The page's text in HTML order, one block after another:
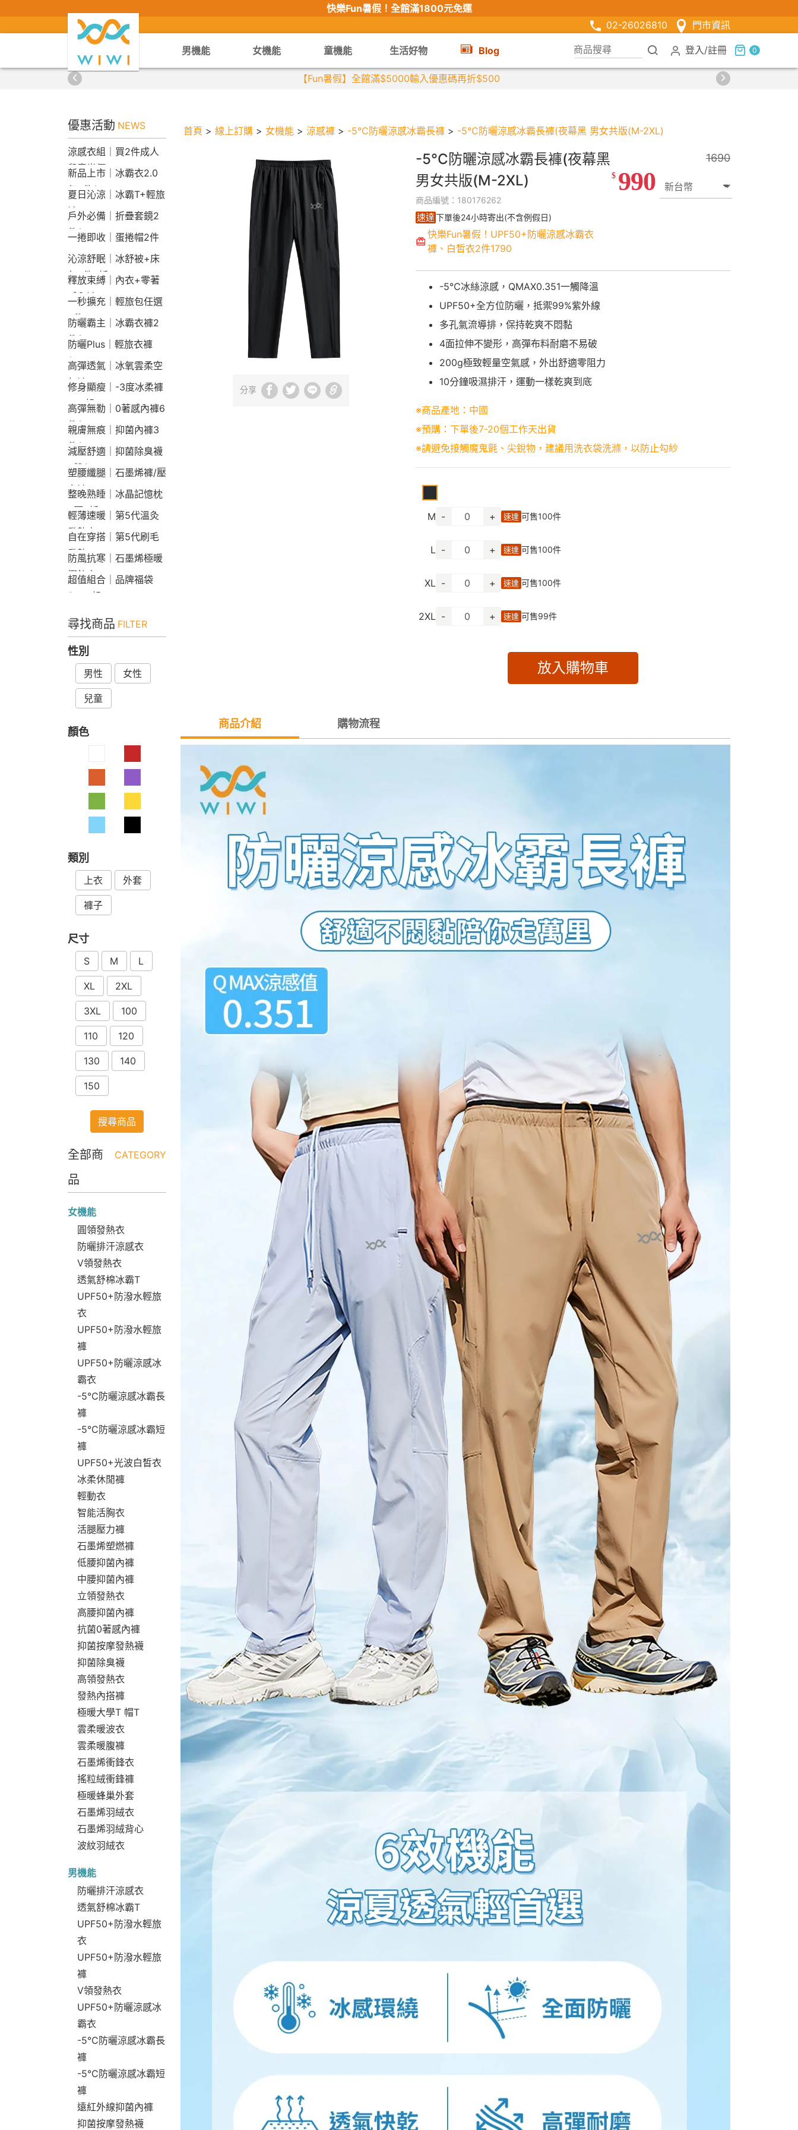
快樂Fun暑假！ 全館滿1800元免運
02-26026810
門市資訊
男機能 女機能 童機能 生活好物 Blog 登入 /註冊 0
【限時組合】買2件涼感衣享兒童半價
優惠活動 NEWS
涼感衣組｜買2件成人
兒童半價
新品上市｜冰霸衣2.0
任2件$2290
夏日沁涼｜冰霸T+輕旅
褲
戶外必備｜折疊套鏡2
件$1790
一捲即收｜蛋捲帽2件
1790
沁涼舒眠｜冰舒被+床
包2件9折
釋放束縛｜內衣+零著
感內褲
一秒擴充｜輕旅包任選
2件2190
防曬霸主｜冰霸衣褲2
件$1790
防曬Plus｜輕旅衣褲
$2190
高彈透氣｜冰氧雲柔空
氣褲
修身顯瘦｜-3度冰柔褲
790起
高彈無勒｜0著感內褲6
件$1290
親膚無痕｜抑菌內褲3
件$790
減壓舒適｜抑菌除臭襪
3雙$660
塑腰纖腿｜石墨烯褲/壓
力褲
整晚熟睡｜冰晶記憶枕
2顆9折
輕薄速暖｜第5代溫灸
發熱衣
自在穿搭｜第5代刷毛
發熱Bra T
防風抗寒｜石墨烯極暖
衝鋒衣
超值組合｜品牌福袋
$599起
尋找商品 FILTER
性別
男性 女性
兒童
顏色
類別
上衣 外套
褲子
尺寸
S M L
XL 2XL
3XL 100
110 120
130 140
150
搜尋商品
全部商
品
CATEGORY
女機能
圓領發熱衣
防曬排汗涼感衣
V領發熱衣
透氣舒棉冰霸T
UPF50+防潑水輕旅
衣
UPF50+防潑水輕旅
褲
UPF50+防曬涼感冰
霸衣
-5°C防曬涼感冰霸長
褲
-5°C防曬涼感冰霸短
褲
UPF50+光波白皙衣
冰柔休閒褲
輕動衣
智能活胸衣
活腿壓力褲
石墨烯塑燃褲
低腰抑菌內褲
中腰抑菌內褲
立領發熱衣
高腰抑菌內褲
抗菌0著感內褲
抑菌按摩發熱襪
抑菌除臭襪
高領發熱衣
發熱內搭褲
極暖大學T 帽T
雲柔暖波衣
雲柔暖腹褲
石墨烯衝鋒衣
搖粒絨衝鋒褲
極暖蜂巢外套
石墨烯羽絨衣
石墨烯羽絨背心
波紋羽絨衣
男機能
防曬排汗涼感衣
透氣舒棉冰霸T
UPF50+防潑水輕旅
衣
UPF50+防潑水輕旅
褲
V領發熱衣
UPF50+防曬涼感冰
霸衣
-5°C防曬涼感冰霸長
褲
-5°C防曬涼感冰霸短
褲
遠紅外線抑菌內褲
抑菌按摩發熱襪
首頁 > 線上訂購 > 女機能 > 涼感褲 > -5°C防曬涼感冰霸長褲 > -5°C防曬涼感冰霸長褲(夜幕黑 男女共版(M-2XL)
分享
-5°C防曬涼感冰霸長褲(夜幕黑
男女共版(M-2XL)
商品編號：180176262
速達下單後24小時寄出(不含例假日)
快樂Fun暑假！UPF50+防曬涼感冰霸衣
褲、白皙衣2件1790
1690
$ 990
-5℃冰絲涼感，QMAX0.351一觸降溫
UPF50+全方位防曬，抵禦99%紫外線
多孔氣流導排，保持乾爽不悶黏
4面拉伸不變形，高彈布料耐磨不易破
200g極致輕量空氣感，外出舒適零阻力
10分鐘吸濕排汗，運動一樣乾爽到底
※商品產地：中國
※預購：下單後7-20個工作天出貨
※請避免接觸魔鬼氈、尖銳物，建議用洗衣袋洗滌，以防止勾紗
M - + 速達 可售100件
L - + 速達 可售100件
XL - + 速達 可售100件
2XL - + 速達 可售99件
放入購物車
商品介紹 購物流程